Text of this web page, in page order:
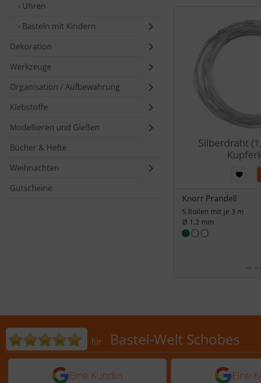
› Uhren
› Basteln mit Kindern
Dekoration
Werkzeuge
Organisation / Aufbewahrung
Klebstoffe
Modellieren und Gießen
Bücher & Hefte
Weihnachten
Gutscheine
Silberdraht
Knorr Prandell
5 Rollen mit je 3 m
Ø 1,2 mm
inkl. 19
Bewertungen für Bastel-Welt
für Bastel-Welt Schobes
5 von 5 Sternen von einer Kundin vor 6
Eine Kundin 5 von 5Eine